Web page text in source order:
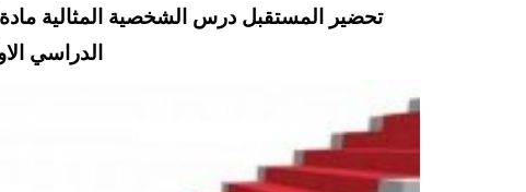
تحضير المستقبل درس الشخصية المثالية
الدراسي